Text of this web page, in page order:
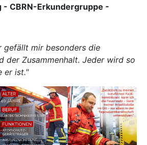
CBRN-Erkundergruppe -
gefällt mir besonders die
der Zusammenhalt. Jeder wird so
er ist."